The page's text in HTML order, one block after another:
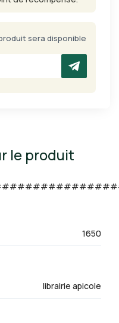
sera disponible
le produit
1650
librairie apicole